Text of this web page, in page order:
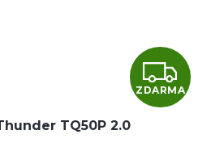
Z
D
ZDARMA
TQ50P 2.0